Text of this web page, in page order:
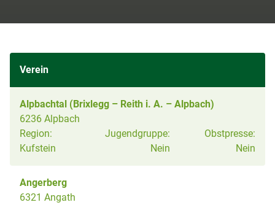
Verein
Alpbachtal (Brixlegg – Reith i. A. – Alpbach)
6236 Alpbach
Region:
Kufstein
Jugendgruppe:
Nein
Obstpresse:
Nein
Angerberg
6321 Angath